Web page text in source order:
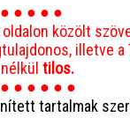
● ● ● ●
oldalon közölt
illetve
tilos.
● ● ● ● ●
tartalmak